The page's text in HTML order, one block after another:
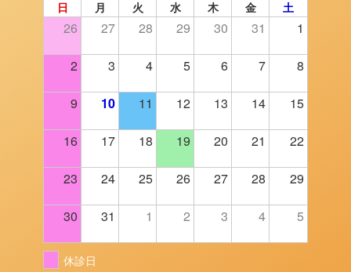
日 月 火 水 木 金 土
26 27 28 29 30 31 1
2 3 4 5 6 7 8
9 10 11 12 13 14 15
16 17 18 19 20 21 22
23 24 25 26 27 28 29
30 31 1 2 3 4 5
休診日